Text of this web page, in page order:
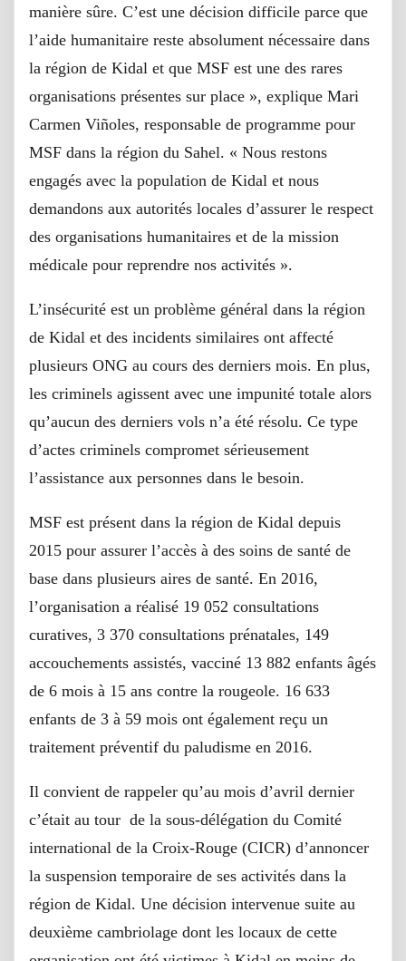
manière sûre. C’est une décision difficile parce que
l’aide humanitaire reste absolument nécessaire dans
la région de Kidal et que MSF est une des rares
organisations présentes sur place », explique Mari
Carmen Viñoles, responsable de programme pour
MSF dans la région du Sahel. « Nous restons
engagés avec la population de Kidal et nous
demandons aux autorités locales d’assurer le respect
des organisations humanitaires et de la mission
médicale pour reprendre nos activités ».
L’insécurité est un problème général dans la région
de Kidal et des incidents similaires ont affecté
plusieurs ONG au cours des derniers mois. En plus,
les criminels agissent avec une impunité totale alors
qu’aucun des derniers vols n’a été résolu. Ce type
d’actes criminels compromet sérieusement
l’assistance aux personnes dans le besoin.
MSF est présent dans la région de Kidal depuis
2015 pour assurer l’accès à des soins de santé de
base dans plusieurs aires de santé. En 2016,
l’organisation a réalisé 19 052 consultations
curatives, 3 370 consultations prénatales, 149
accouchements assistés, vacciné 13 882 enfants âgés
de 6 mois à 15 ans contre la rougeole. 16 633
enfants de 3 à 59 mois ont également reçu un
traitement préventif du paludisme en 2016.
Il convient de rappeler qu’au mois d’avril dernier
c’était au tour de la sous-délégation du Comité
international de la Croix-Rouge (CICR) d’annoncer
la suspension temporaire de ses activités dans la
région de Kidal. Une décision intervenue suite au
deuxième cambriolage dont les locaux de cette